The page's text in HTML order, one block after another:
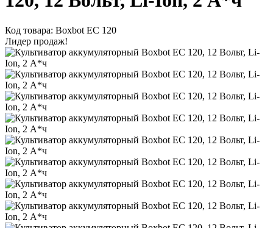
Код товара: Boxbot EC 120
Лидер продаж!